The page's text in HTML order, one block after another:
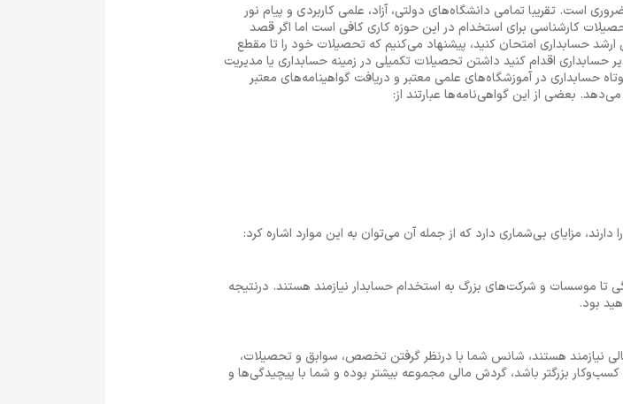
تقریبا تمامی دانشگاه‌های دولتی، آزاد، علمی کاربردی و پیام نور
کارشناسی برای استخدام در این حوزه کاری کافی است اما اگر قصد
حسابداری امتحان کنید، پیشنهاد می‌کنیم که تحصیلات خود را تا مقطع
اقدام کنید داشتن تحصیلات تکمیلی در زمینه حسابداری یا مدیریت
در آموزشگاه‌های علمی معتبر و دریافت گواهینامه‌های معتبر
بعضی از این گواهی‌نامه‌ها عبارتند از:
مزایای بی‌شماری دارد که از جمله آن می‌توان به این موارد اشاره کرد:
تا موسسات و شرکت‌های بزرگ به استخدام حسابدار نیازمند هستند. درنتیجه
بود.
نیازمند هستند، شانس شما با درنظر گرفتن تخصص، سوابق و تحصیلات،
بزرگتر باشد، گردش مالی مجموعه بیشتر بوده و شما با پیچیدگی‌ها و